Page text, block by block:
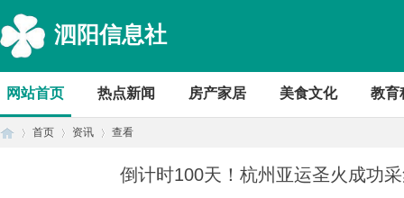
泗阳信息社
网站首页 热点新闻 房产家居 美食文化 教育
首页 资讯 查看
倒计时100天！杭州亚运圣火成功